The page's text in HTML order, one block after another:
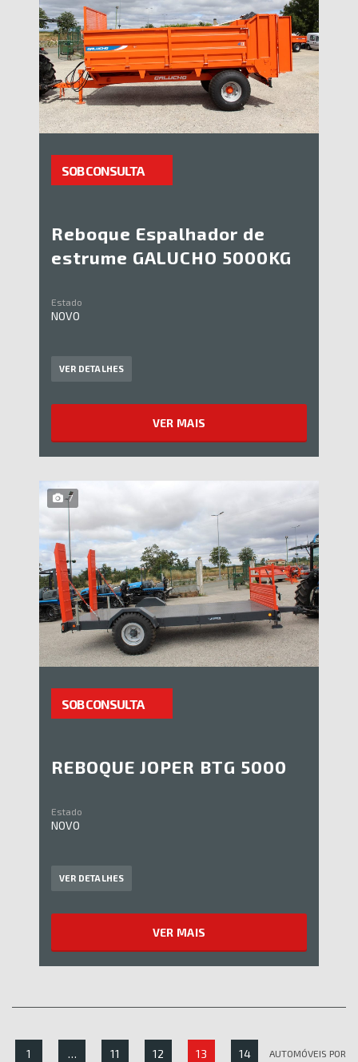
SOB CONSULTA
Reboque Espalhador de
estrume GALUCHO 5000KG
Estado
NOVO
VER DETALHES
VER MAIS
7
SOB CONSULTA
REBOQUE JOPER BTG 5000
Estado
NOVO
VER DETALHES
VER MAIS
1 … 11 12 13 14
AUTOMÓVEIS POR